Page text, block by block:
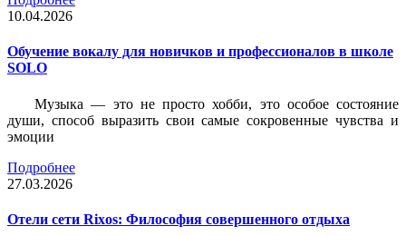
10.04.2026
Обучение вокалу для новичков и профессионалов в школе
SOLO
Музыка — это не просто хобби, это особое состояние
души, способ выразить свои самые сокровенные чувства и
эмоции
Подробнее
27.03.2026
Отели сети Rixos: Философия совершенного отдыха